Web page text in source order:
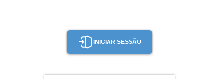
INICIAR SESSÃO